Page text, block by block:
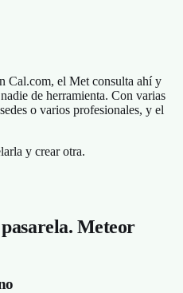
Cal.com, el Met consulta ahí y
de herramienta. Con varias
o varios profesionales, y el
y crear otra.
Meteor